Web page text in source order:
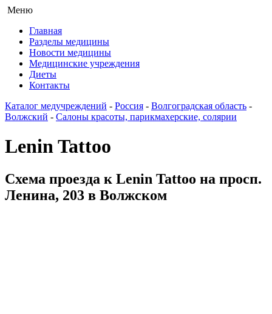
Меню
Главная
Разделы медицины
Новости медицины
Медицинские учреждения
Диеты
Контакты
Каталог медучреждений - Россия - Волгоградская область -
Волжский - Салоны красоты, парикмахерские, солярии
Lenin Tattoo
Схема проезда к Lenin Tattoo на просп.
Ленина, 203 в Волжском